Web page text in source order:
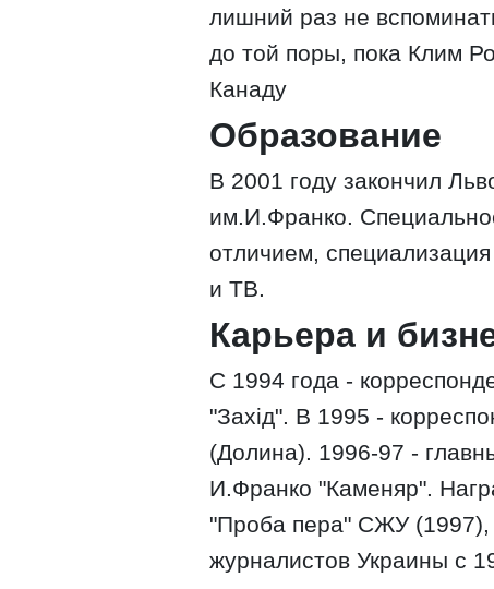
лишний раз не
до той поры, пока Клим
Канаду
Образование
В 2001 году закончил
им.И.Франко.
отличием,
и ТВ.
Карьера и
С 1994 года -
"Захід". В 1995 -
(Долина). 1996-97 -
И.Франко "Каменяр".
"Проба пера" СЖУ
журналистов Украины с